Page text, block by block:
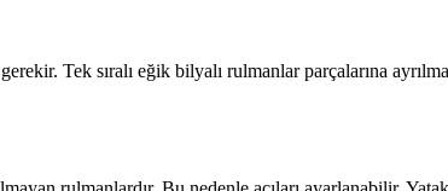
Tek sıralı eğik bilyalı rulmanlar parçalarına